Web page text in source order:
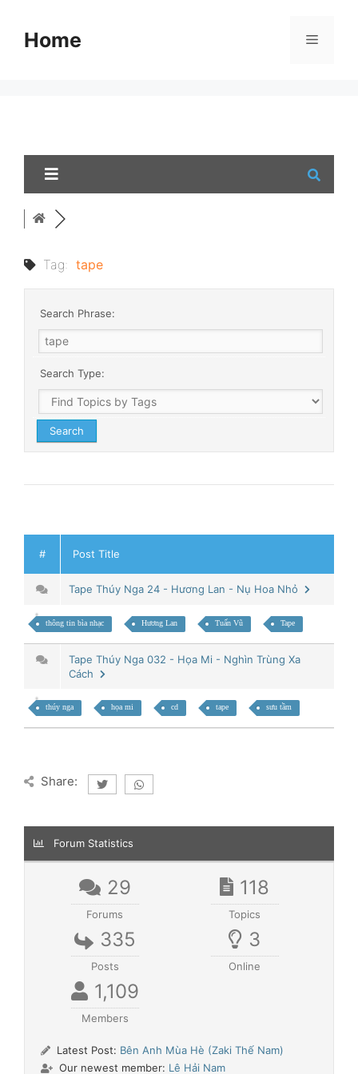
contentHome Menu
Tag: tape
Search Phrase:
Search Type:
# Post Title
Tape Thúy Nga 24 - Hương Lan - Nụ Hoa Nhỏ
thông tin bìa nhạc Hương Lan Tuấn Vũ Tape
Tape Thúy Nga 032 - Họa Mi - Nghìn Trùng Xa
Cách
thúy nga họa mi cd tape sưu tầm
Share:
Forum Statistics
29
Forums
118
Topics
335
Posts
3
Online
1,109
Members
Latest Post: Bên Anh Mùa Hè (Zaki Thế Nam)
Our newest member: Lê Hải Nam